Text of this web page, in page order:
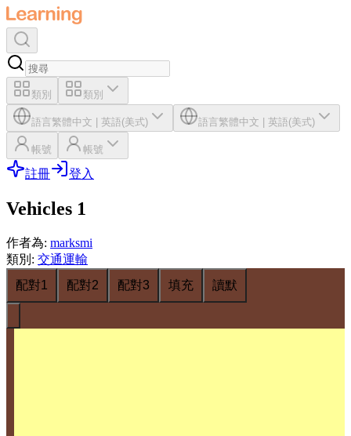
類別 類別
語言繁體中文 英語(美式) 語言繁體中文 英語(美式)
帳號 帳號
註冊 登入
Vehicles 1
作者為: marksmi
類別 : 交通運輸
配對1
配對2 配對3 填充 讀默